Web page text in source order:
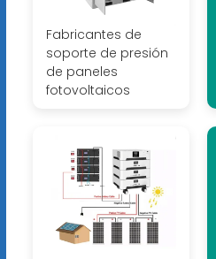
Fabricantes de
soporte de presión
de paneles
fotovoltaicos